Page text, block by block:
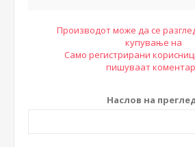
Производот може да се
купување на
Само регистрирани
пишуваат
Наслов на